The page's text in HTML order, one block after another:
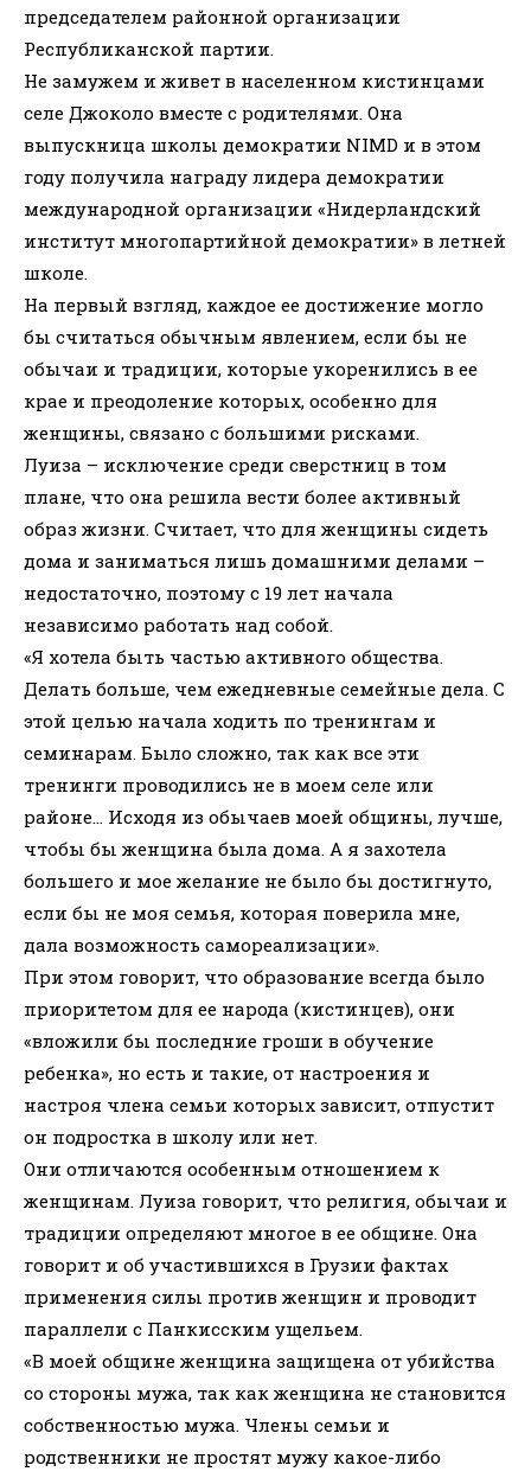
председателем районной организации
Республиканской партии.
Не замужем и живет в населенном кистинцами
селе Джоколо вместе с родителями. Она
выпускница школы демократии NIMD и в этом
году получила награду лидера демократии
международной организации «Нидерландский
институт многопартийной демократии» в летней
школе.
На первый взгляд, каждое ее достижение могло
бы считаться обычным явлением, если бы не
обычаи и традиции, которые укоренились в ее
крае и преодоление которых, особенно для
женщины, связано с большими рисками.
Луиза – исключение среди сверстниц в том
плане, что она решила вести более активный
образ жизни. Считает, что для женщины сидеть
дома и заниматься лишь домашними делами –
недостаточно, поэтому с 19 лет начала
независимо работать над собой.
«Я хотела быть частью активного общества.
Делать больше, чем ежедневные семейные дела. С
этой целью начала ходить по тренингам и
семинарам. Было сложно, так как все эти
тренинги проводились не в моем селе или
районе… Исходя из обычаев моей общины, лучше,
чтобы бы женщина была дома. А я захотела
большего и мое желание не было бы достигнуто,
если бы не моя семья, которая поверила мне,
дала возможность самореализации».
При этом говорит, что образование всегда было
приоритетом для ее народа (кистинцев), они
«вложили бы последние гроши в обучение
ребенка», но есть и такие, от настроения и
настроя члена семьи которых зависит, отпустит
он подростка в школу или нет.
Они отличаются особенным отношением к
женщинам. Луиза говорит, что религия, обычаи и
традиции определяют многое в ее общине. Она
говорит и об участившихся в Грузии фактах
применения силы против женщин и проводит
параллели с Панкисским ущельем.
«В моей общине женщина защищена от убийства
со стороны мужа, так как женщина не становится
собственностью мужа. Члены семьи и
родственники не простят мужу какое-либо